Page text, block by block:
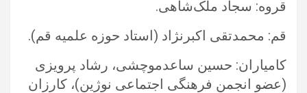
قروه: سجاد ملک‌شاهی.‏
قم: محمدتقی اکبرنژاد (استاد حوزه علمیه قم).‏
کامیاران: حسین ساعدموچشی، رشاد پرویزی
(عضو انجمن فرهنگی اجتماعی نوژین)، کارزان